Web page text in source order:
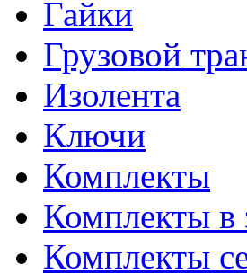
Гайки
Грузовой
Изолента
Ключи
Комплекты
Комплекты в
Комплекты